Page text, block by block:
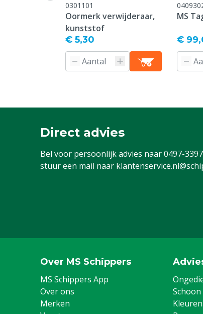
Kleur
Groen
Nummerreeks
0301101
Oormerk verwijderaar,
kunststof
€ 5,30
MS
€
Direct advies
Bel voor persoonlijk advies naar0497-
stuur een mail naar
Over MS Schippers
MS Schippers App
Over ons
Merken